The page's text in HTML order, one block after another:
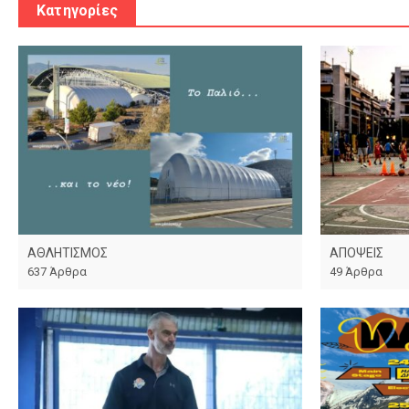
Κατηγορίες
ΑΘΛΗΤΙΣΜΟΣ
637 Άρθρα
ΑΠΟΨΕΙΣ
49 Άρθρα